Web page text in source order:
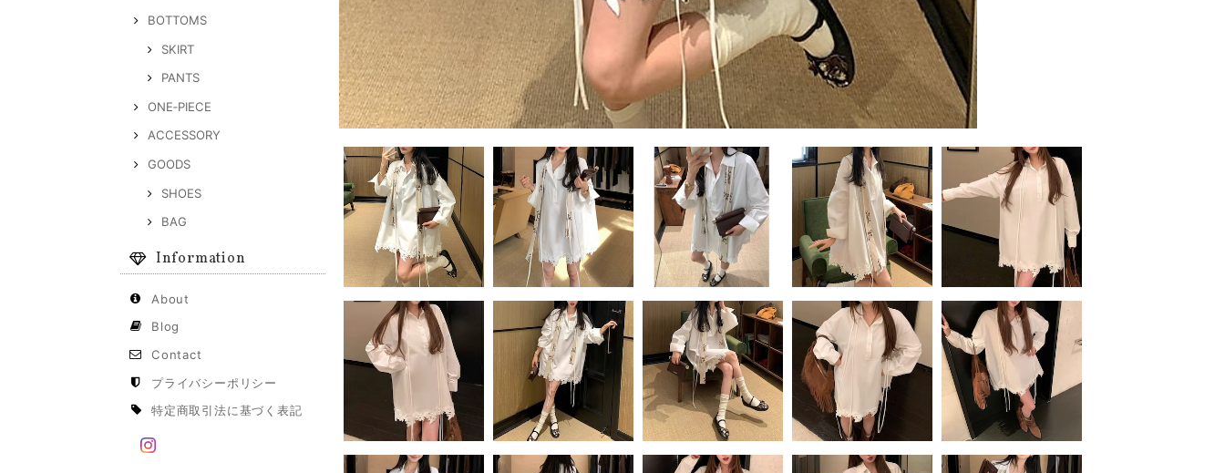
BOTTOMS
SKIRT
PANTS
ONE‐PIECE
ACCESSORY
GOODS
SHOES
BAG
Information
About
Blog
Contact
プライバシーポリシー
特定商取引法に基づく表記